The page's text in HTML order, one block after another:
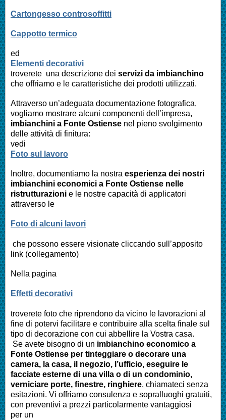
Cartongesso controsoffitti
Cappotto termico
ed
Elementi decorativi
troverete una descrizione dei servizi da imbianchino
che offriamo e le caratteristiche dei prodotti utilizzati.
Attraverso un’adeguata documentazione fotografica,
vogliamo mostrare alcuni componenti dell’impresa,
imbianchini a Fonte Ostiense nel pieno svolgimento
delle attività di finitura:
vedi
Foto sul lavoro
Inoltre, documentiamo la nostra esperienza dei nostri
imbianchini economici a Fonte Ostiense nelle
ristrutturazioni e le nostre capacità di applicatori
attraverso le
Foto di alcuni lavori
che possono essere visionate cliccando sull’apposito
link (collegamento)
Nella pagina
Effetti decorativi
troverete foto che riprendono da vicino le lavorazioni al
fine di potervi facilitare e contribuire alla scelta finale sul
tipo di decorazione con cui abbellire la Vostra casa.
Se avete bisogno di un imbianchino economico a
Fonte Ostiense per tinteggiare o decorare una
camera, la casa, il negozio, l’ufficio, eseguire le
facciate esterne di una villa o di un condominio,
verniciare porte, finestre, ringhiere, chiamateci senza
esitazioni. Vi offriamo consulenza e sopralluoghi gratuiti,
con preventivi a prezzi particolarmente vantaggiosi
per un